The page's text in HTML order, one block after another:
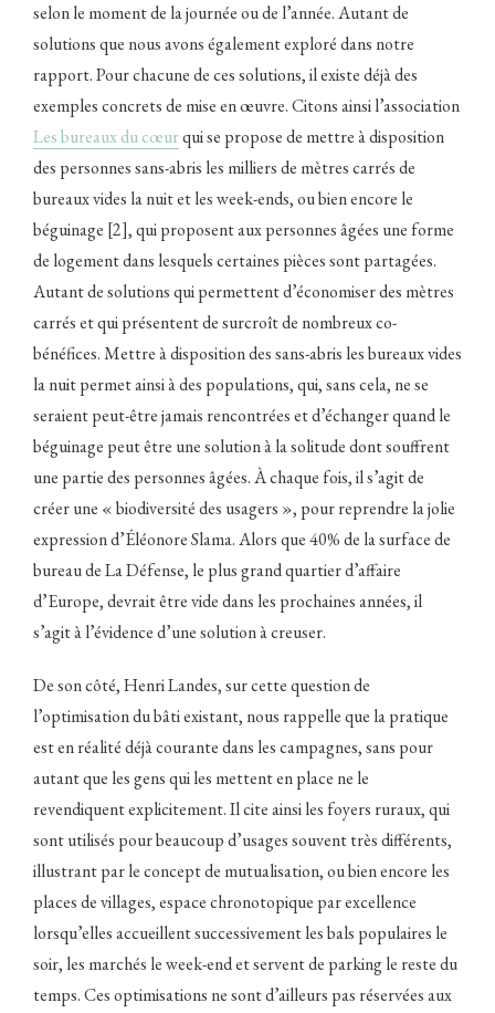
selon le moment de la journée ou de l’année. Autant de
solutions que nous avons également exploré dans notre
rapport. Pour chacune de ces solutions, il existe déjà des
exemples concrets de mise en œuvre. Citons ainsi l’association
Les bureaux du cœurqui se propose de mettre à disposition
des personnes sans-abris les milliers de mètres carrés de
bureaux vides la nuit et les week-ends, ou bien encore le
béguinage [2], qui proposent aux personnes âgées une forme
de logement dans lesquels certaines pièces sont partagées.
Autant de solutions qui permettent d’économiser des mètres
carrés et qui présentent de surcroît de nombreux co-
bénéfices. Mettre à disposition des sans-abris les bureaux vides
la nuit permet ainsi à des populations, qui, sans cela, ne se
seraient peut-être jamais rencontrées et d’échanger quand le
béguinage peut être une solution à la solitude dont souffrent
une partie des personnes âgées. À chaque fois, il s’agit de
créer une « biodiversité des usagers », pour reprendre la jolie
expression d’Éléonore Slama. Alors que 40% de la surface de
bureau de La Défense, le plus grand quartier d’affaire
d’Europe, devrait être vide dans les prochaines années, il
s’agit à l’évidence d’une solution à creuser.
De son côté, Henri Landes, sur cette question de
l’optimisation du bâti existant, nous rappelle que la pratique
est en réalité déjà courante dans les campagnes, sans pour
autant que les gens qui les mettent en place ne le
revendiquent explicitement. Il cite ainsi les foyers ruraux, qui
sont utilisés pour beaucoup d’usages souvent très différents,
illustrant par le concept de mutualisation, ou bien encore les
places de villages, espace chronotopique par excellence
lorsqu’elles accueillent successivement les bals populaires le
soir, les marchés le week-end et servent de parking le reste du
temps. Ces optimisations ne sont d’ailleurs pas réservées aux